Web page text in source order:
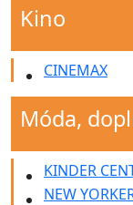
Kino
CINEMAX
Móda,
KINDER
NEW